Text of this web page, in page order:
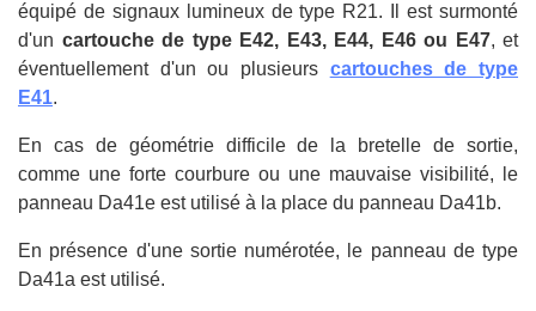
équipé de signaux lumineux de type R21. Il est surmonté
d'un cartouche de type E42, E43, E44, E46 ou E47, et
éventuellement d'un ou plusieurs cartouches de type
E41.
En cas de géométrie difficile de la bretelle de sortie,
comme une forte courbure ou une mauvaise visibilité, le
panneau Da41e est utilisé à la place du panneau Da41b.
En présence d'une sortie numérotée, le panneau de type
Da41a est utilisé.